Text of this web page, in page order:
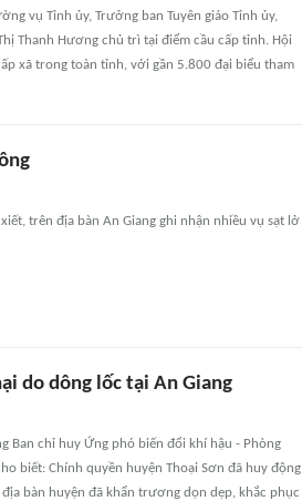
vụ Tỉnh ủy, Trưởng ban Tuyên giáo Tỉnh ủy,
Thanh Hương chủ trì tại điểm cầu cấp tỉnh. Hội
xã trong toàn tỉnh, với gần 5.800 đại biểu tham
trên địa bàn An Giang ghi nhận nhiều vụ sạt lở
do dông lốc tại An Giang
Ban chỉ huy Ứng phó biến đổi khí hậu - Phòng
biết: Chính quyền huyện Thoại Sơn đã huy động
bàn huyện đã khẩn trương dọn dẹp, khắc phục